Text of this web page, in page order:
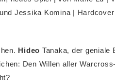
und Jessika Komina |
Hideo Tanaka, der geniale
Den Willen aller